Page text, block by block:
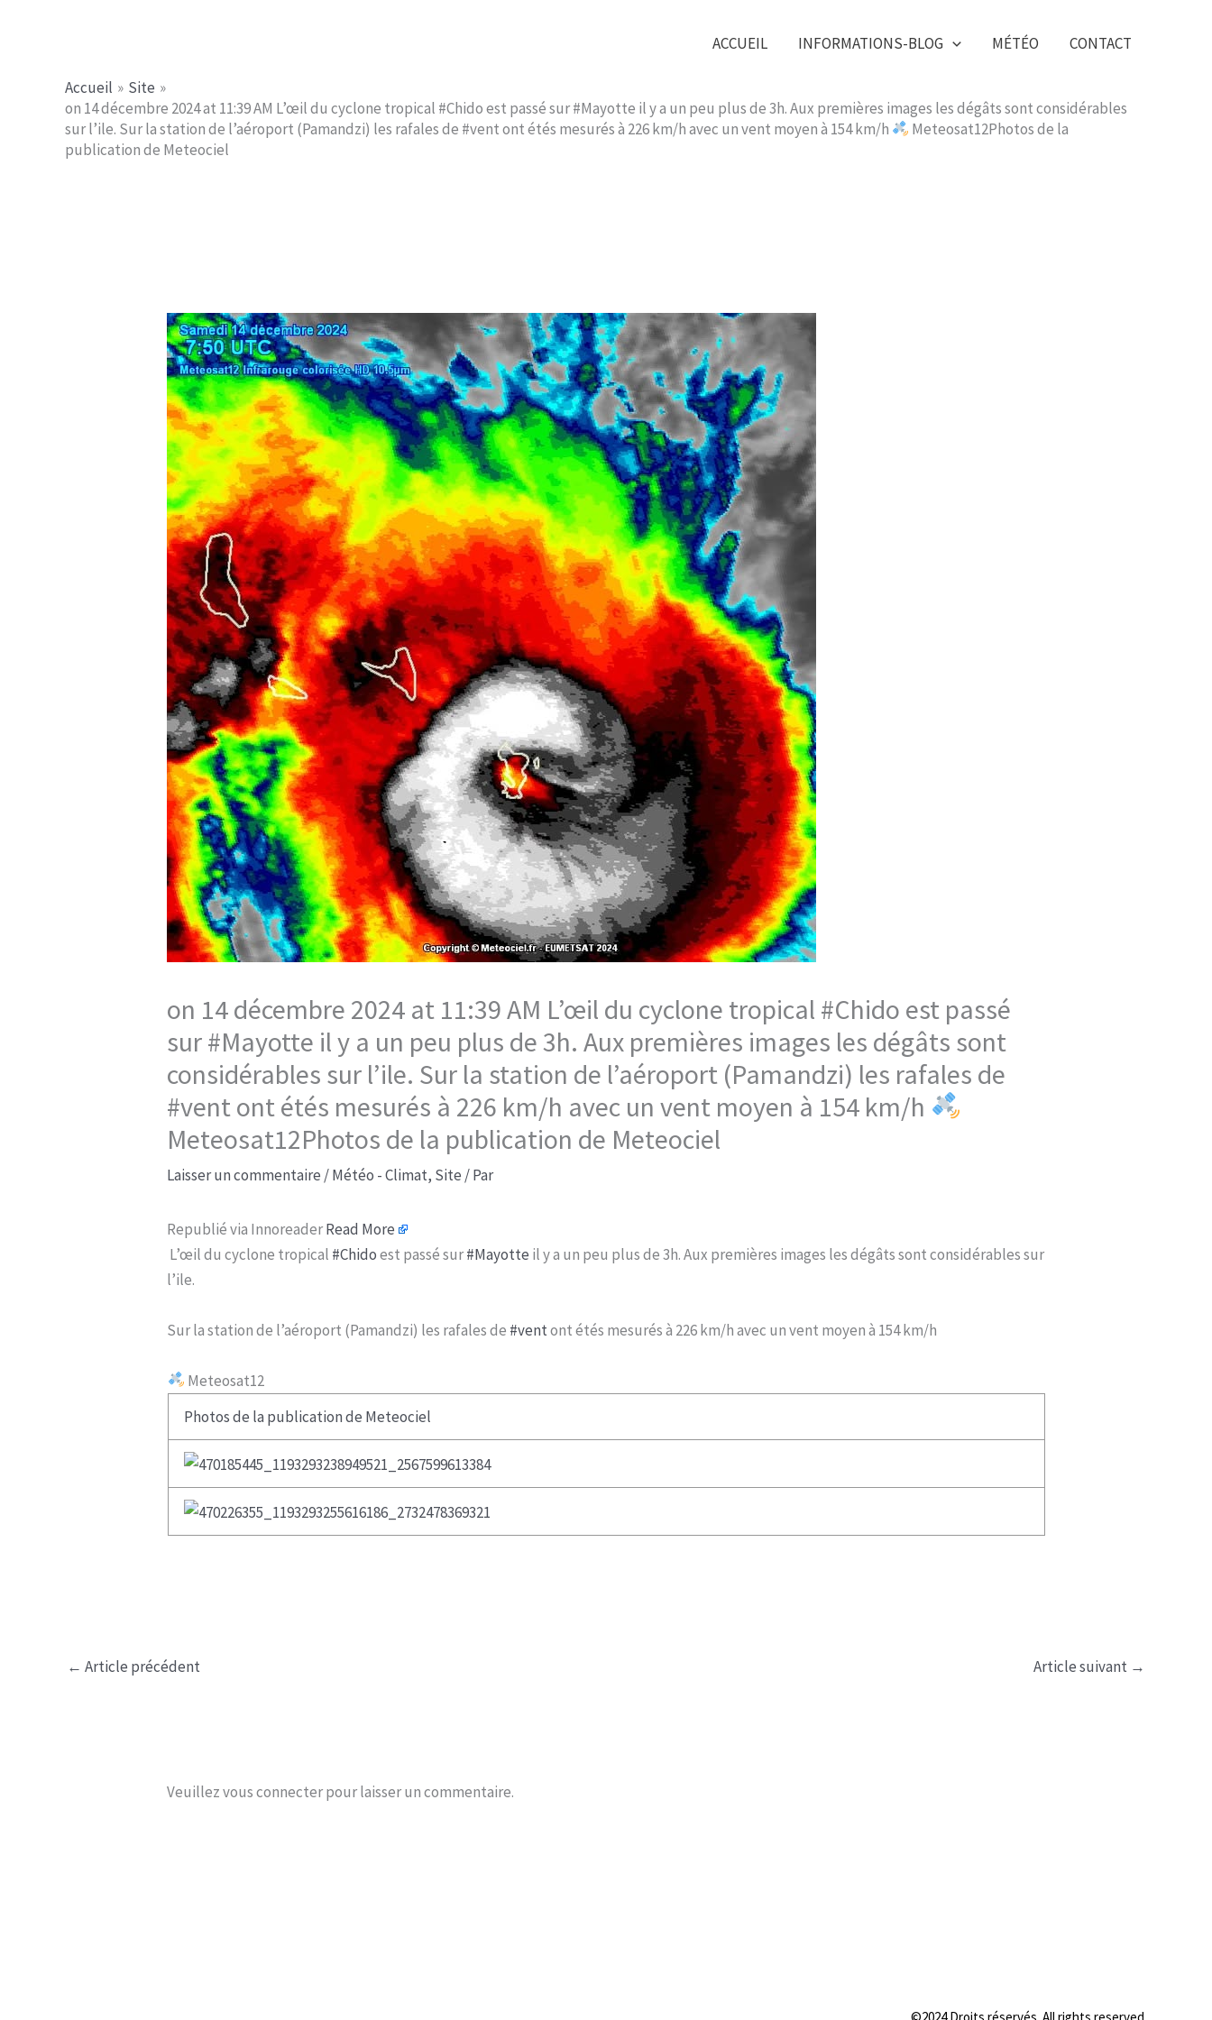
ACCUEIL INFORMATIONS-BLOG MÉTÉO CONTACT
Accueil
Site
on 14 décembre 2024 at 11:39 AM L’œil du cyclone tropical #Chido est passé sur #Mayotte il y a un peu plus de 3h. Aux premières images les dégâts sont considérables
sur l’ile. Sur la station de l’aéroport (Pamandzi) les rafales de #vent ont étés mesurés à 226 km/h avec un vent moyen à 154 km/h
Meteosat12Photos de la
publication de Meteociel
on 14 décembre 2024 at 11:39 AM L’œil du cyclone tropical #Chido est passé
sur #Mayotte il y a un peu plus de 3h. Aux premières images les dégâts sont
considérables sur l’ile. Sur la station de l’aéroport (Pamandzi) les rafales de
#vent ont étés mesurés à 226 km/h avec un vent moyen à 154 km/h
Meteosat12Photos de la publication de Meteociel
Laisser un commentaire /Météo - Climat, Site / Par
Republié via InnoreaderRead More
L’œil du cyclone tropical #Chidoest passé sur#Mayotte il y a un peu plus de 3h. Aux premières images les dégâts sont considérables sur
l’ile.
Sur la station de l’aéroport (Pamandzi) les rafales de #ventont étés mesurés à 226 km/h avec un vent moyen à 154 km/h
Meteosat12
Photos de la publication de Meteociel
← Article précédent Article suivant →
Veuillez vous connecter pour laisser un commentaire.